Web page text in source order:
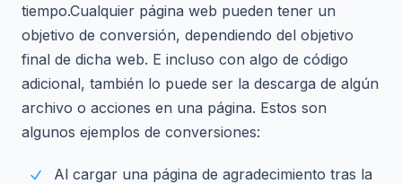
tiempo.Cualquier página web pueden tener un
objetivo de conversión, dependiendo del objetivo
final de dicha web. E incluso con algo de código
adicional, también lo puede ser la descarga de algún
archivo o acciones en una página. Estos son
algunos ejemplos de conversiones:
Al cargar una página de agradecimiento tras la